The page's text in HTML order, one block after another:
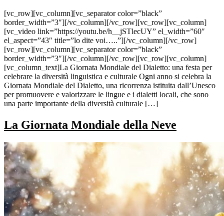
[vc_row][vc_column][vc_separator color=”black”
border_width=”3″][/vc_column][/vc_row][vc_row][vc_column]
[vc_video link=”https://youtu.be/h__jSTlecUY” el_width=”60″
el_aspect=”43″ title=”lo dite voi…..”][/vc_column][/vc_row]
[vc_row][vc_column][vc_separator color=”black”
border_width=”3″][/vc_column][/vc_row][vc_row][vc_column]
[vc_column_text]La Giornata Mondiale del Dialetto: una festa per
celebrare la diversità linguistica e culturale Ogni anno si celebra la
Giornata Mondiale del Dialetto, una ricorrenza istituita dall’Unesco
per promuovere e valorizzare le lingue e i dialetti locali, che sono
una parte importante della diversità culturale […]
La Giornata Mondiale della Neve